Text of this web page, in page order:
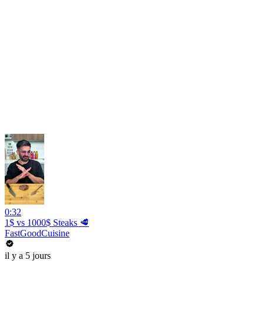
0:32
1$ vs 1000$ Steaks 🥩
FastGoodCuisine
il y a 5 jours